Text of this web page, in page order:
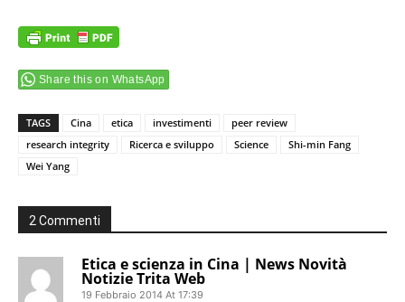
Share this on WhatsApp
TAGS Cina etica investimenti
peer review
research integrity
Ricerca e sviluppo Science
Shi-min Fang
Wei Yang
2 Commenti
Etica e scienza in Cina | News Novità
Notizie Trita Web
19 Febbraio 2014 At 17:39